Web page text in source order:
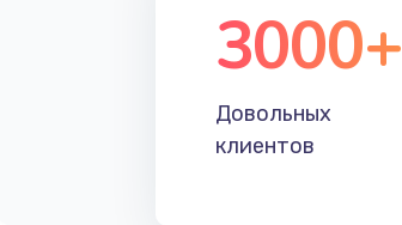
3000+
Довольных
клиентов